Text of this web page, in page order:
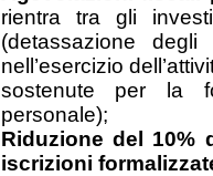
rientra tra gli
(detassazione
nell’esercizio
sostenute per la
personale);
Riduzione del 10%
iscrizioni